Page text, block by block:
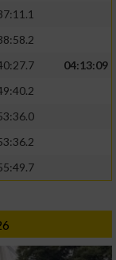
04:13:09